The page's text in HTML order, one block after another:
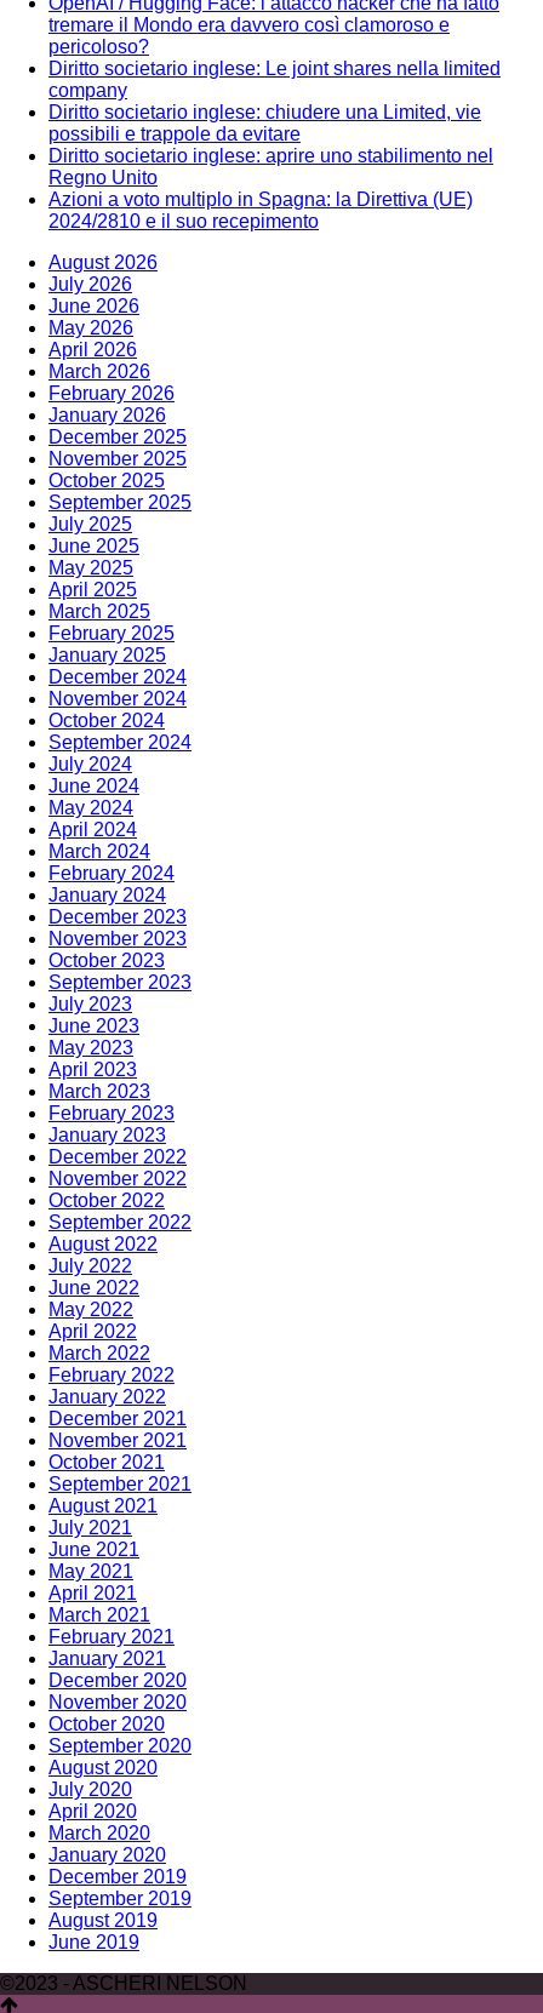
tremare il Mondo era davvero così clamoroso e
pericoloso?
Diritto societario inglese: Le joint shares nella limited
company
Diritto societario inglese: chiudere una Limited, vie
possibili e trappole da evitare
Diritto societario inglese: aprire uno stabilimento nel
Regno Unito
Azioni a voto multiplo in Spagna: la Direttiva (UE)
2024/2810 e il suo recepimento
August 2026
July 2026
June 2026
May 2026
April 2026
March 2026
February 2026
January 2026
December 2025
November 2025
October 2025
September 2025
July 2025
June 2025
May 2025
April 2025
March 2025
February 2025
January 2025
December 2024
November 2024
October 2024
September 2024
July 2024
June 2024
May 2024
April 2024
March 2024
February 2024
January 2024
December 2023
November 2023
October 2023
September 2023
July 2023
June 2023
May 2023
April 2023
March 2023
February 2023
January 2023
December 2022
November 2022
October 2022
September 2022
August 2022
July 2022
June 2022
May 2022
April 2022
March 2022
February 2022
January 2022
December 2021
November 2021
October 2021
September 2021
August 2021
July 2021
June 2021
May 2021
April 2021
March 2021
February 2021
January 2021
December 2020
November 2020
October 2020
September 2020
August 2020
July 2020
April 2020
March 2020
January 2020
December 2019
September 2019
August 2019
June 2019
©2023 - ASCHERI NELSON